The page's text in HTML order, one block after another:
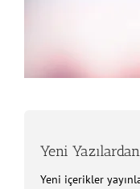
Yeni
Yeni içerikler